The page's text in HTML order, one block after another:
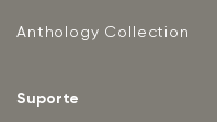
Anthology Collection
Suporte